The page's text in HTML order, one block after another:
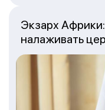
Экзарх
налаживать